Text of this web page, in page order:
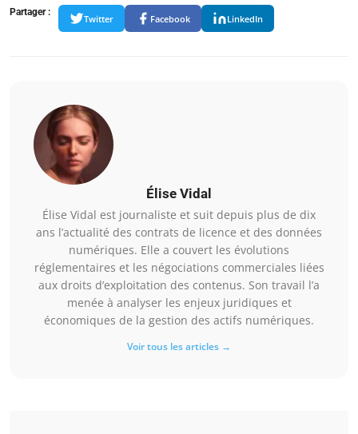
Partager :
Twitter Facebook LinkedIn
Élise Vidal
Élise Vidal est journaliste et suit depuis plus de dix
ans l’actualité des contrats de licence et des données
numériques. Elle a couvert les évolutions
réglementaires et les négociations commerciales liées
aux droits d’exploitation des contenus. Son travail l’a
menée à analyser les enjeux juridiques et
économiques de la gestion des actifs numériques.
Voir tous les articles →